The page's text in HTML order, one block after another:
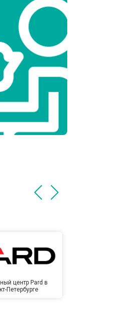
центр Pard в
Петербурге